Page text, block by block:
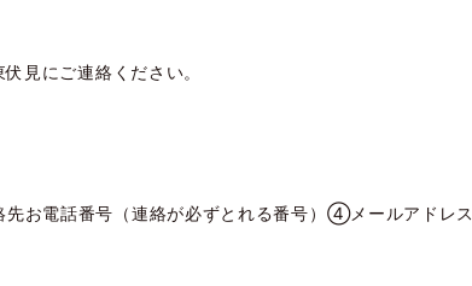
見にご連絡ください。
電話番号（連絡が必ずとれる番号）④メールアドレス